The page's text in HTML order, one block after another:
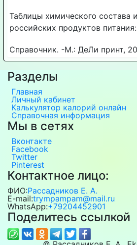
Таблицы химического состава
российских продуктов питания:
Справочник. -М.: ДеЛи принт,
Разделы
Главная
Личный кабинет
Калькулятор калорий онлайн
Справочная информация
Мы в сетях
Вконтакте
Facebook
Twitter
Pinterest
Контактное лицо:
ФИО:Рассадников Е. А.
E-mail:trympampam@mail.ru
WhatsApp:+79204452901
Поделитесь ссылкой